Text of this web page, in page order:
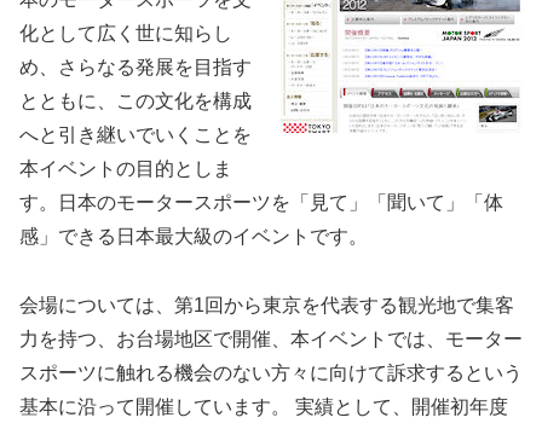
化として広く世に知らし
め、さらなる発展を目指す
とともに、この文化を構成
へと引き継いでいくことを
本イベントの目的としま
す。日本のモータースポーツを「見て」「聞いて」「体
感」できる日本最大級のイベントです。
会場については、第1回から東京を代表する観光地で集客
力を持つ、お台場地区で開催、本イベントでは、モーター
スポーツに触れる機会のない方々に向けて訴求するという
基本に沿って開催しています。 実績として、開催初年度